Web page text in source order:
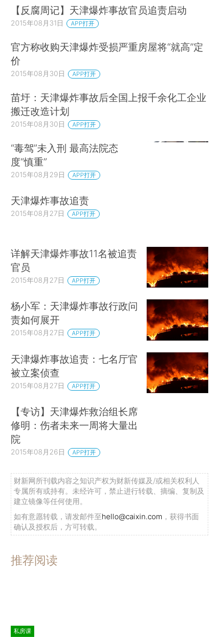
【反腐周记】天津爆炸事故官员追责启动
2015年08月31日 APP打开
官方称收购天津爆炸受损严重房屋将“就高”定
价
2015年08月30日 APP打开
苗圩：天津爆炸事故后全国上报千余化工企业
搬迁改造计划
2015年08月30日 APP打开
“毒驾”未入刑 最高法院态
度“慎重”
2015年08月29日 APP打开
天津爆炸事故追责
2015年08月27日 APP打开
详解天津爆炸事故11名被追责
官员
2015年08月27日 APP打开
杨小军：天津爆炸事故行政问
责如何展开
2015年08月27日 APP打开
天津爆炸事故追责：七名厅官
被立案侦查
2015年08月27日 APP打开
【专访】天津爆炸救治组长席
修明：伤者未来一周将大量出
院
2015年08月26日 APP打开
财新网所刊载内容之知识产权为财新传媒及/或相关权利人
专属所有或持有。未经许可，禁止进行转载、摘编、复制及
建立镜像等任何使用。
如有意愿转载，请发邮件至hello@caixin.com ，获得书面
确认及授权后，方可转载。
推荐阅读
私房课